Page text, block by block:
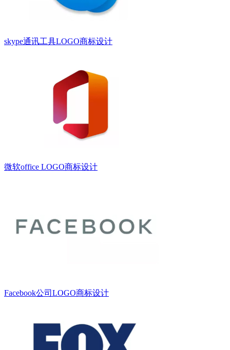
skype通讯工具LOGO商标设计
微软office LOGO商标设计
Facebook公司LOGO商标设计